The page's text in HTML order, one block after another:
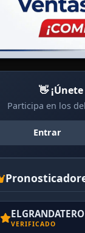
👋
Participa en los
Entrar
VERIFICADO